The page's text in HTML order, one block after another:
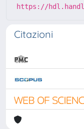
https://
Citazioni